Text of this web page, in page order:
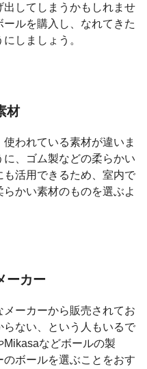
してしまうかもしれませ
ルを購入し、なれてきた
しましょう。
材
われている素材が違いま
、ゴム製などの柔らかい
活用できるため、室内で
かい素材のものを選ぶよ
ーカー
ーカーから販売されてお
らない、という人もいるで
Mikasaなどボールの製
ボールを選ぶことをおす